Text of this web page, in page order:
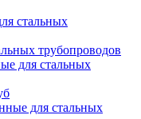
стальных
трубопроводов
для стальных
для стальных